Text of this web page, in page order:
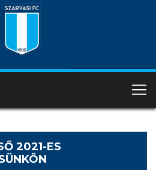
2021-ES